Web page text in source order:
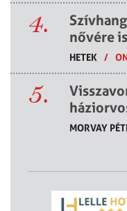
4.
nővére
HETEK /
5.
MORVAY